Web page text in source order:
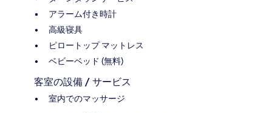
アラーム付き時計
高級寝具
ピロートップ マットレス
ベビーベッド (無料)
客室の設備 / サービス
室内でのマッサージ